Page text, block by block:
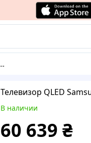
Телевизор QLED
В наличии
60 639 ₴